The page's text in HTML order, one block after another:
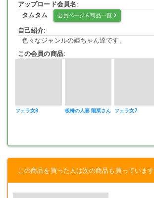
アップロード会員名:
タムタム
会員ページ＆商品一覧
自己紹介:
色々なジャンルの姫ちゃん達です。
この会員の商品:
フェラ女8 板橋の人妻 陽菜さん フェラ女7
この商品を買った人は次の商品も買っています